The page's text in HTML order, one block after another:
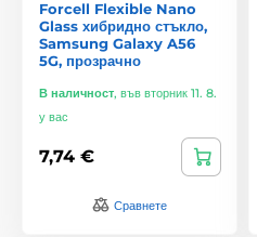
Forcell Flexible Nano
Glass хибридно стъкло,
Samsung Galaxy A56
5G, прозрачно
В наличност, във вторник 11. 8.
у вас
7,74 €
Сравнете